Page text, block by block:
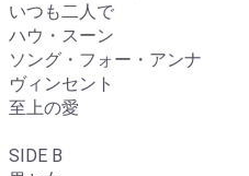
いつも二人で
ハウ・スーン
ソング・フォー・アンナ
ヴィンセント
至上の愛
SIDE B